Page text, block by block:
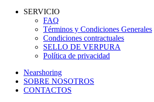
SERVICIO
FAQ
Términos y Condiciones Generales
Condiciones contractuales
SELLO DE VERPURA
Política de privacidad
Nearshoring
SOBRE NOSOTROS
CONTACTOS